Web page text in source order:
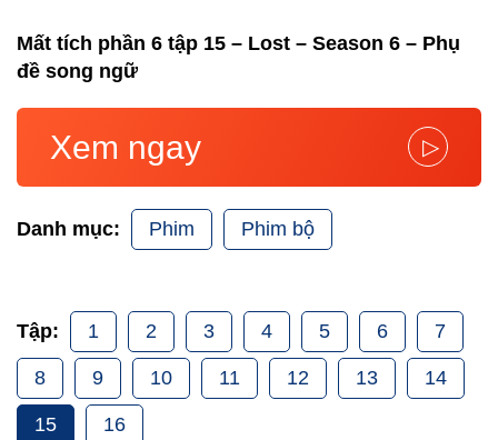
Mất tích phần 6 tập 15 – Lost – Season 6 – Phụ
đề song ngữ
Danh mục: Phim Phim bộ
Xem ngay ▷
Tập: 1 2 3 4 5 6 7
8 9 10 11 12 13 14
15 16